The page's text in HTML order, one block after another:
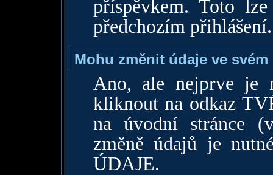
příspěvkem. Toto
předchozím přihlášení.
Mohu změnit údaje ve
Ano, ale nejprve je
kliknout na odkaz
na úvodní stránce
změně údajů je
ÚDAJE.